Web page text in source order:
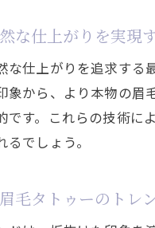
な仕上がりを実現
な仕上がりを追求する
象から、より本物の眉
です。これらの技術に
でしょう。
毛タトゥーのトレ